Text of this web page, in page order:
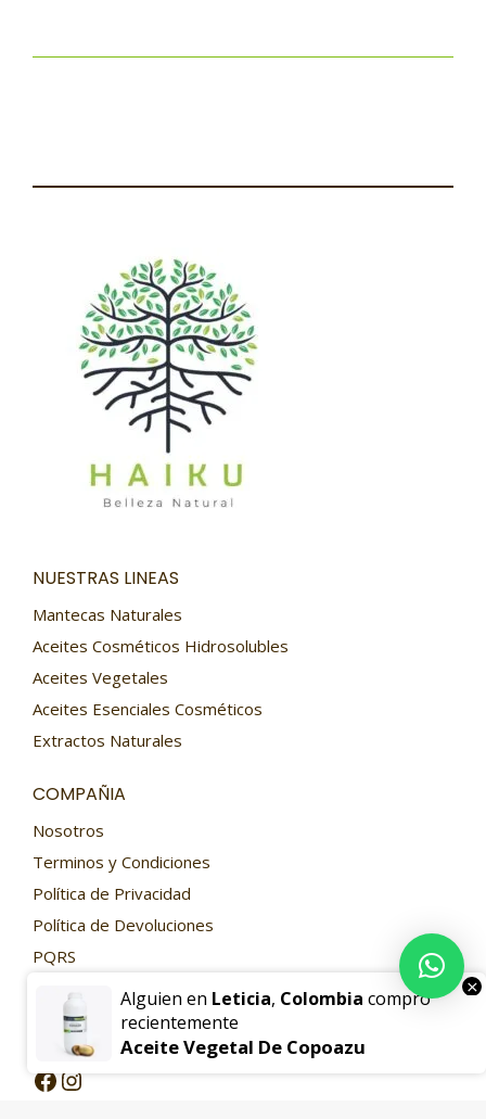
NUESTRAS LINEAS
Mantecas Naturales
Aceites Cosméticos Hidrosolubles
Aceites Vegetales
Aceites Esenciales Cosméticos
Extractos Naturales
COMPAÑIA
Nosotros
Terminos y Condiciones
Política de Privacidad
Política de Devoluciones
PQRS
SIGUENOS
Alguien en Leticia, Colombia compró
recientemente
Aceite Vegetal De Copoazu
×